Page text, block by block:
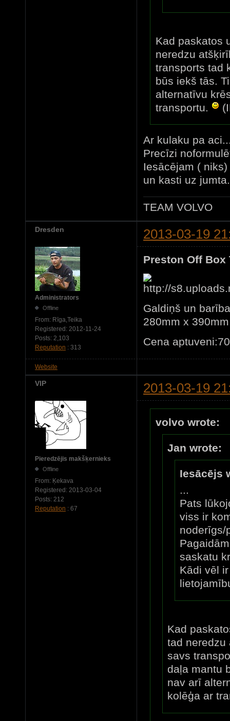
Kad paskatos
neredzu
transports tad
būs iekš tās.
alternatīvu
transportu.
Ar kulaku pa
Precīzi
Iesācējam (
un kasti uz
TEAM VOLVO
Dresden 2013-03-19
Administrators
Offline
From: Rīga,Teika
Registered: 2012-11-24
Posts: 2,103
Reputation : 313
Preston Off Box
Galdiņš un
280mm x
Cena
Website
VIP 2013-03-19
Pieredzējis makšķernieks
Offline
From: Ķekava
Registered: 2013-03-04
Posts: 212
Reputation : 67
volvo wrote:
Jan wrote:
Iesācējs
...
Pats
viss ir
noderīgs/
saskatu
Kādi vēl
Kad
tad neredzu
savs
daļa mantu
nav arī
kolēģa ar